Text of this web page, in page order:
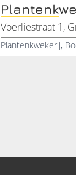
Voerliestraat 1,
Plantenkwekerij,